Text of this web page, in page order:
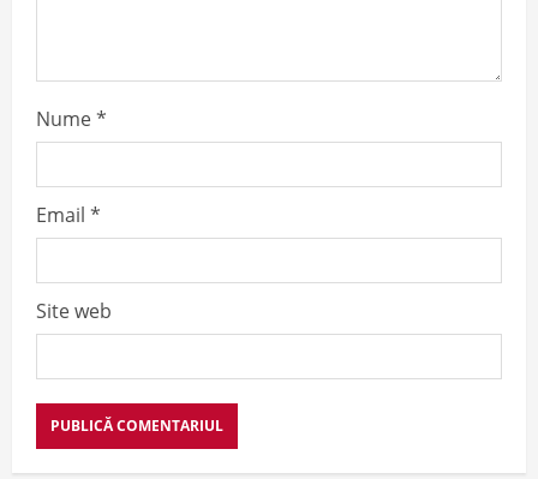
n
Nume*
Email *
Site web